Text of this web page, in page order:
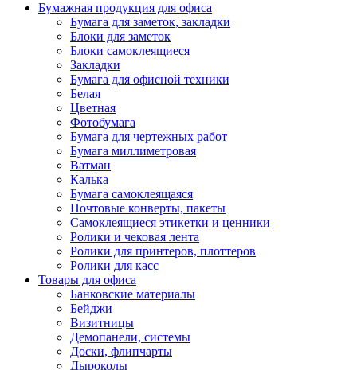
Бумажная продукция для офиса
Бумага для заметок, закладки
Блоки для заметок
Блоки самоклеящиеся
Закладки
Бумага для офисной техники
Белая
Цветная
Фотобумага
Бумага для чертежных работ
Бумага миллиметровая
Ватман
Калька
Бумага самоклеящаяся
Почтовые конверты, пакеты
Самоклеящиеся этикетки и ценники
Ролики и чековая лента
Ролики для принтеров, плоттеров
Ролики для касс
Товары для офиса
Банковские материалы
Бейджи
Визитницы
Демопанели, системы
Доски, флипчарты
Дыроколы